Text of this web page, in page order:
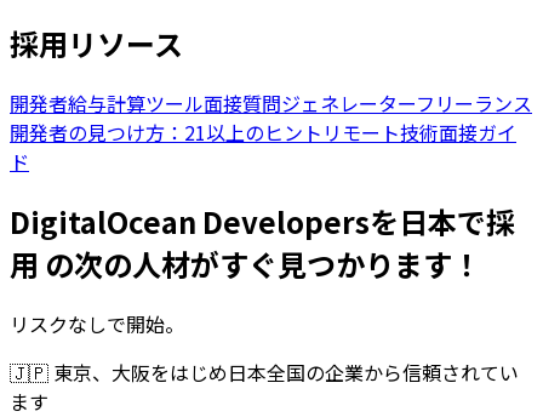
採用リソース
開発者給与計算ツール面接質問ジェネレーターフリーランス
開発者の見つけ方：21以上のヒント リモート技術面接ガイ
ド
DigitalOcean Developersを日本で採
用 の次の人材がすぐ見つかります！
リスクなしで開始。
🇯🇵 東京、大阪をはじめ日本全国の企業から信頼されてい
ます